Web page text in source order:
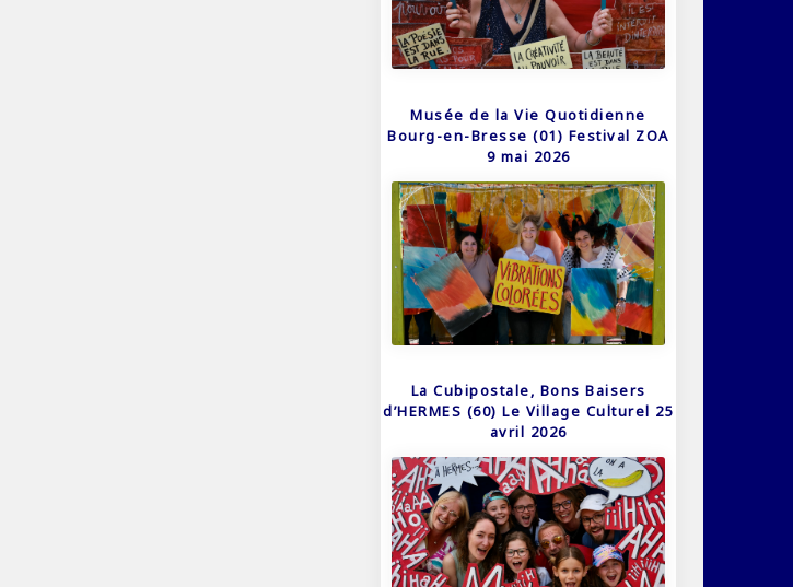
Musée de la Vie Quotidienne
Bourg-en-Bresse (01) Festival ZOA
9 mai 2026
La Cubipostale, Bons Baisers
d’HERMES (60) Le Village Culturel 25
avril 2026